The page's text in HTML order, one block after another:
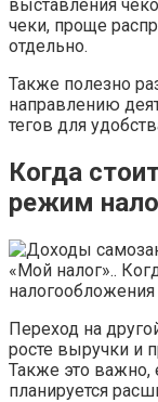
выставления
чеки, проще
отдельно.
Также полезно
направлению
тегов для
Когда
режим
Переход на
росте выручки и
Также это
планируется